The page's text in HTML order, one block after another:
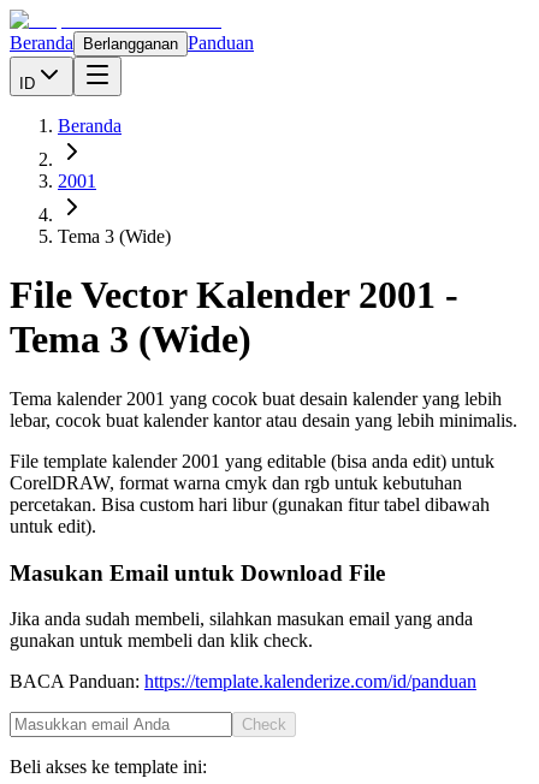
Beranda Berlangganan Panduan
ID
Beranda
2001
Tema 3 (Wide)
File Vector Kalender 2001 -
Tema 3 (Wide)
Tema kalender 2001 yang cocok buat desain kalender yang lebih
lebar, cocok buat kalender kantor atau desain yang lebih minimalis.
File template kalender 2001 yang editable (bisa anda edit) untuk
CorelDRAW, format warna cmyk dan rgb untuk kebutuhan
percetakan. Bisa custom hari libur (gunakan fitur tabel dibawah
untuk edit).
Masukan Email untuk Download File
Jika anda sudah membeli, silahkan masukan email yang anda
gunakan untuk membeli dan klik check.
BACA Panduan: https://template.kalenderize.com/id/panduan
Check
Beli akses ke template ini: